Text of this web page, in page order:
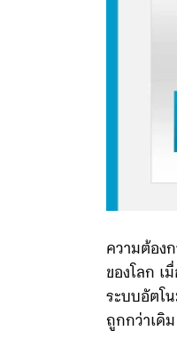
ความต้อง
ของโลก เ
ระบบอัตโ